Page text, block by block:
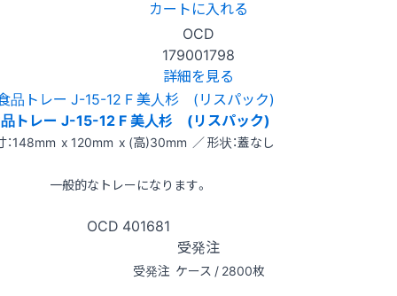
カートに入れる
OCD
179001798
詳細を見る
トレー J-15-12 F 美人杉 (リスパック)
：148mm x 120mm x (高)30mm ／ 形状：蓋なし
一般的なトレーになります。
OCD 401681
受発注
受発注 ケース / 2800枚